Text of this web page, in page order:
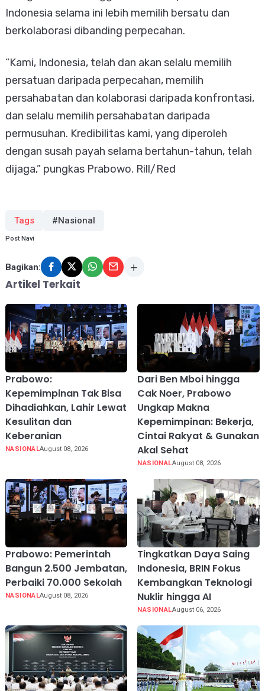
Indonesia selama ini lebih memilih bersatu dan
berkolaborasi dibanding perpecahan.
“Kami, Indonesia, telah dan akan selalu memilih
persatuan daripada perpecahan, memilih
persahabatan dan kolaborasi daripada konfrontasi,
dan selalu memilih persahabatan daripada
permusuhan. Kredibilitas kami, yang diperoleh
dengan susah payah selama bertahun-tahun, telah
dijaga,” pungkas Prabowo. Rill/Red
Tags #Nasional
Post Navi
Bagikan:
Artikel Terkait
Prabowo:
Kepemimpinan Tak Bisa
Dihadiahkan, Lahir Lewat
Kesulitan dan
Keberanian
NASIONALAugust 08, 2026
Dari Ben Mboi hingga
Cak Noer, Prabowo
Ungkap Makna
Kepemimpinan: Bekerja,
Cintai Rakyat & Gunakan
Akal Sehat
NASIONALAugust 08, 2026
Prabowo: Pemerintah
Bangun 2.500 Jembatan,
Perbaiki 70.000 Sekolah
NASIONALAugust 08, 2026
Tingkatkan Daya Saing
Indonesia, BRIN Fokus
Kembangkan Teknologi
Nuklir hingga AI
NASIONALAugust 06, 2026